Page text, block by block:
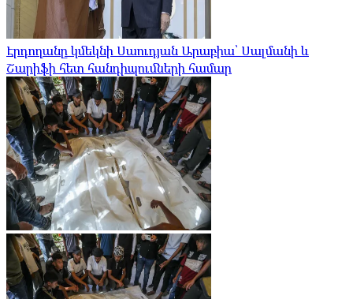
Էրդողանը կմեկնի Սաուդյան Արաբիա՝ Սալմանի և
Շարիֆի հետ հանդիպումների համար